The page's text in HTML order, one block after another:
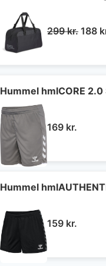
299kr. Den
299
188
Hummel hmlCORE
169 kr.
Hummel
159 kr.